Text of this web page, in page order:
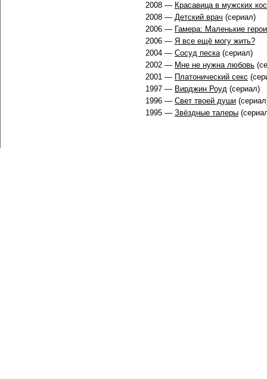
2008 — Красавица в мужских
2008 — Детский врач (сериал)
2006 — Гамера: Маленькие герои
2006 — Я все ещё могу жить?
2004 — Сосуд песка(сериал)
2002 — Мне не нужна любовь
2001 — Платонический секс
1997 — Вирджин Роуд (сериал)
1996 — Свет твоей души
1995 — Звёздные талеры